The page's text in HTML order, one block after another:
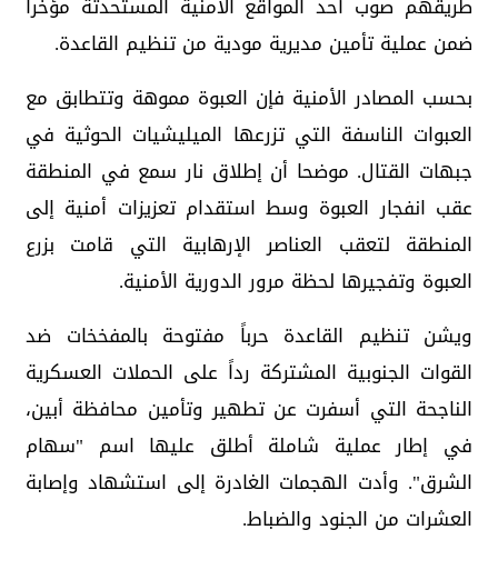
طريقهم صوب أحد المواقع الأمنية المستحدثة مؤخرا
ضمن عملية تأمين مديرية مودية من تنظيم القاعدة.
بحسب المصادر الأمنية فإن العبوة مموهة وتتطابق مع
العبوات الناسفة التي تزرعها الميليشيات الحوثية في
جبهات القتال. موضحا أن إطلاق نار سمع في المنطقة
عقب انفجار العبوة وسط استقدام تعزيزات أمنية إلى
المنطقة لتعقب العناصر الإرهابية التي قامت بزرع
العبوة وتفجيرها لحظة مرور الدورية الأمنية.
ويشن تنظيم القاعدة حرباً مفتوحة بالمفخخات ضد
القوات الجنوبية المشتركة رداً على الحملات العسكرية
الناجحة التي أسفرت عن تطهير وتأمين محافظة أبين،
في إطار عملية شاملة أطلق عليها اسم "سهام
الشرق". وأدت الهجمات الغادرة إلى استشهاد وإصابة
العشرات من الجنود والضباط.